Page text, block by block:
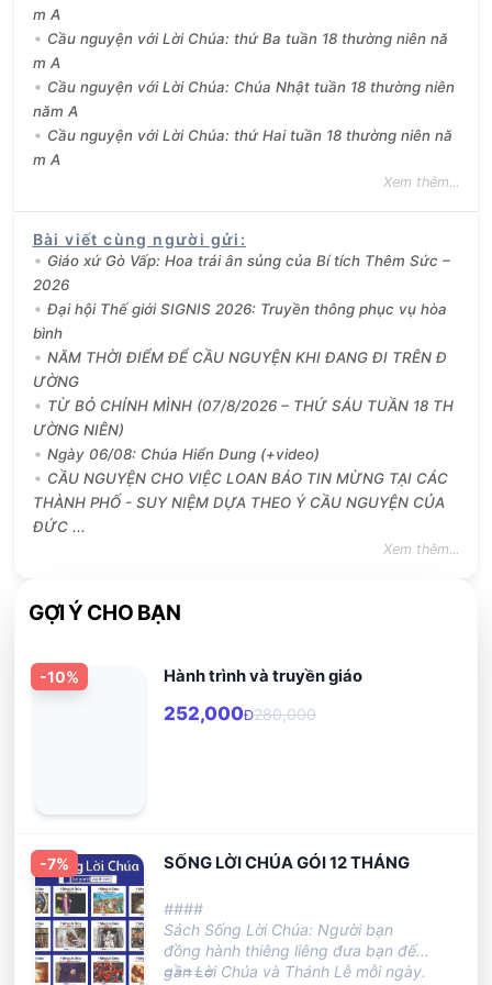
m A
Cầu nguyện với Lời Chúa: thứ Ba tuần 18 thường niên nă
m A
Cầu nguyện với Lời Chúa: Chúa Nhật tuần 18 thường niên
năm A
Cầu nguyện với Lời Chúa: thứ Hai tuần 18 thường niên nă
m A
Xem thêm...
Bài viết cùng người gửi :
Giáo xứ Gò Vấp: Hoa trái ân sủng của Bí tích Thêm Sức –
2026
Đại hội Thế giới SIGNIS 2026: Truyền thông phục vụ hòa
bình
NĂM THỜI ĐIỂM ĐỂ CẦU NGUYỆN KHI ĐANG ĐI TRÊN Đ
ƯỜNG
TỪ BỎ CHÍNH MÌNH (07/8/2026 – THỨ SÁU TUẦN 18 TH
ƯỜNG NIÊN)
Ngày 06/08: Chúa Hiển Dung (+video)
CẦU NGUYỆN CHO VIỆC LOAN BÁO TIN MỪNG TẠI CÁC
THÀNH PHỐ - SUY NIỆM DỰA THEO Ý CẦU NGUYỆN CỦA
ĐỨC ...
Xem thêm...
GỢI Ý CHO BẠN
-10% Hành trình và truyền giáo
252,000Đ280,000
-7% SỐNG LỜI CHÚA GÓI 12 THÁNG
####
Sách Sống Lời Chúa: Người bạn
đồng hành thiêng liêng đưa bạn đến
gần Lời Chúa và Thánh Lễ mỗi ngày.
=====